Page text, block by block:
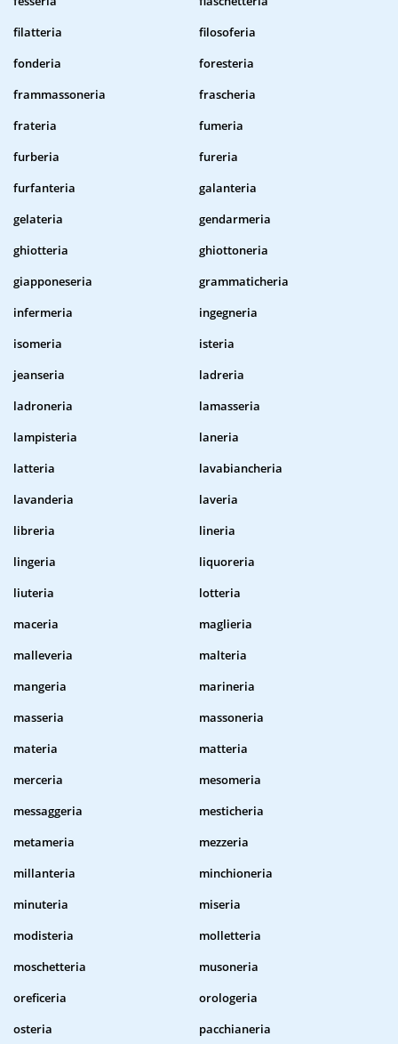
filatteria
filosoferia
fonderia
foresteria
frammassoneria
frascheria
frateria
fumeria
furberia
fureria
furfanteria
galanteria
gelateria
gendarmeria
ghiotteria
ghiottoneria
giapponeseria
grammaticheria
infermeria
ingegneria
isomeria
isteria
jeanseria
ladreria
ladroneria
lamasseria
lampisteria
laneria
latteria
lavabiancheria
lavanderia
laveria
libreria
lineria
lingeria
liquoreria
liuteria
lotteria
maceria
maglieria
malleveria
malteria
mangeria
marineria
masseria
massoneria
materia
matteria
merceria
mesomeria
messaggeria
mesticheria
metameria
mezzeria
millanteria
minchioneria
minuteria
miseria
modisteria
molletteria
moschetteria
musoneria
oreficeria
orologeria
osteria
pacchianeria